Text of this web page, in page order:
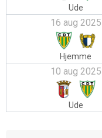
Ude
16 aug 2025
Hjemme
10 aug 2025
Ude